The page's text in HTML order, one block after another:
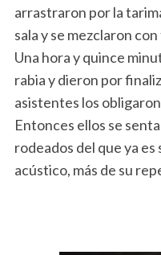
arrastraron por la
sala y se mezclaron
Una hora y quince
rabia y dieron por
asistentes los
Entonces ellos se
rodeados del que ya
acústico, más de su